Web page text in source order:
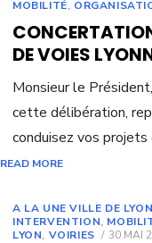
MOBILITÉ,
DE VOIES
Monsieur le
cette délibération,
conduisez vos projets
READ MORE
A LA UNE VILLE DE LYON
INTERVENTION,
LYON, VOIRIES
POSTED
30 MAI